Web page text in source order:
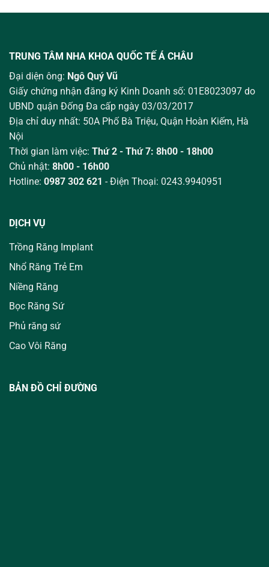
TRUNG TÂM NHA KHOA QUỐC TẾ Á CHÂU
Đại diện ông: Ngô Quý Vũ
Giấy chứng nhận đăng ký Kinh Doanh số: 01E8023097 do
UBND quận Đống Đa cấp ngày 03/03/2017
Địa chỉ duy nhất: 50A Phố Bà Triệu, Quận Hoàn Kiếm, Hà
Nội
Thời gian làm việc: Thứ 2 - Thứ 7: 8h00 - 18h00
Chủ nhật: 8h00 - 16h00
Hotline: 0987 302 621 - Điện Thoại: 0243.9940951
DỊCH VỤ
Trồng Răng Implant
Nhổ Răng Trẻ Em
Niềng Răng
Bọc Răng Sứ
Phủ răng sứ
Cao Vôi Răng
BẢN ĐỒ CHỈ ĐƯỜNG